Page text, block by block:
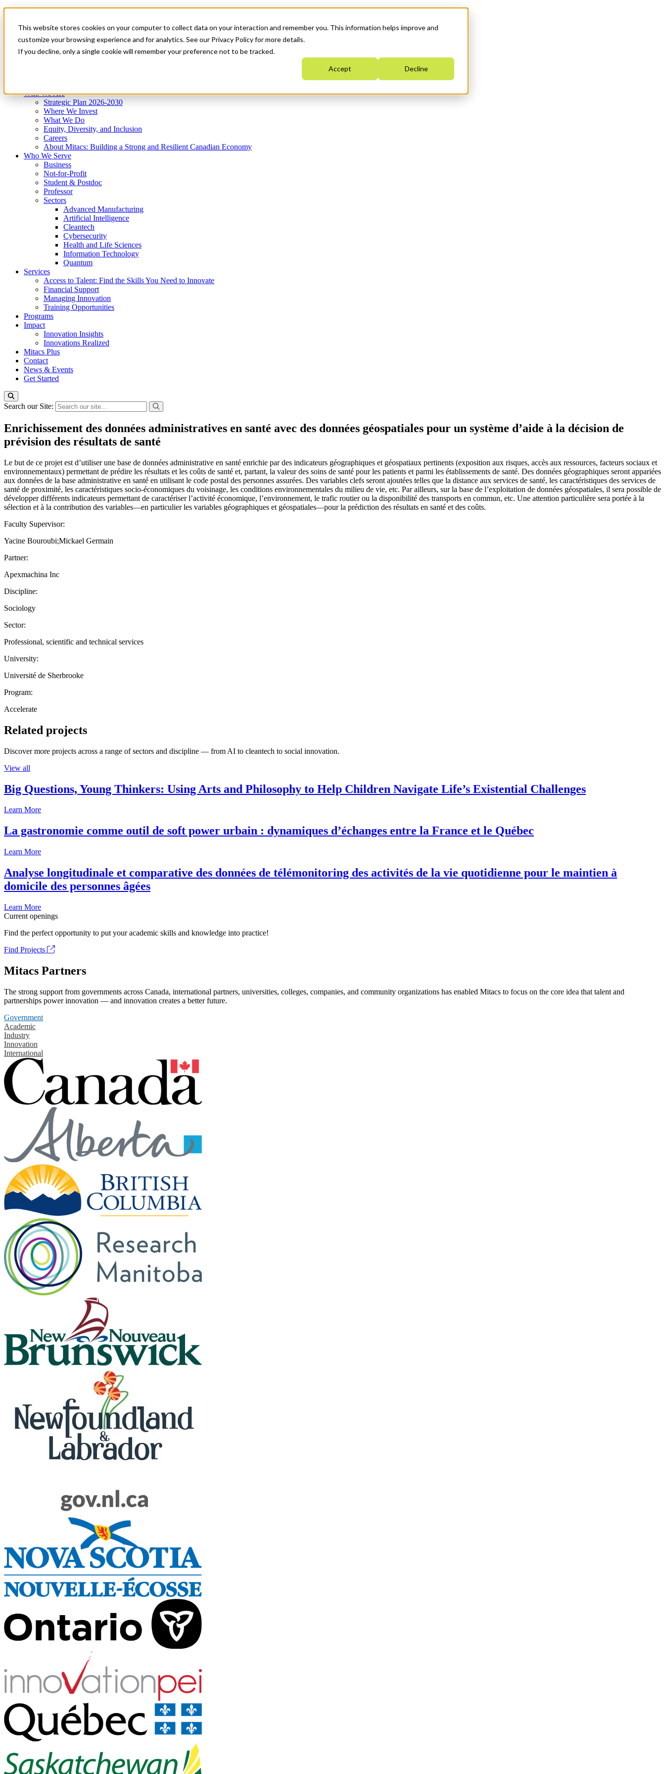
This website stores cookies on your computer to collect data on your interaction and remember you. This information helps improve and
customize your browsing experience and for analytics. See our Privacy Policy for more details.
If you decline, only a single cookie will remember your preference not to be tracked.
Accept Decline
News & Events
Get Started
Menu
Who We Are
Strategic Plan 2026-2030
Where We Invest
What We Do
Equity, Diversity, and Inclusion
Careers
About Mitacs: Building a Strong and Resilient Canadian Economy
Who We Serve
Business
Not-for-Profit
Student & Postdoc
Professor
Sectors
Advanced Manufacturing
Artificial Intelligence
Cleantech
Cybersecurity
Health and Life Sciences
Information Technology
Quantum
Services
Access to Talent: Find the Skills You Need to Innovate
Financial Support
Managing Innovation
Training Opportunities
Programs
Impact
Innovation Insights
Innovations Realized
Mitacs Plus
Contact
News & Events
Get Started
Search our Site:
Enrichissement des données administratives en santé avec des données géospatiales pour un système d’aide à la décision de
prévision des résultats de santé
Le but de ce projet est d’utiliser une base de données administrative en santé enrichie par des indicateurs géographiques et géospatiaux pertinents (exposition aux risques, accès aux ressources, facteurs sociaux et
environnementaux) permettant de prédire les résultats et les coûts de santé et, partant, la valeur des soins de santé pour les patients et parmi les établissements de santé. Des données géographiques seront appariées
aux données de la base administrative en santé en utilisant le code postal des personnes assurées. Des variables clefs seront ajoutées telles que la distance aux services de santé, les caractéristiques des services de
santé de proximité, les caractéristiques socio-économiques du voisinage, les conditions environnementales du milieu de vie, etc. Par ailleurs, sur la base de l’exploitation de données géospatiales, il sera possible de
développer différents indicateurs permettant de caractériser l’activité économique, l’environnement, le trafic routier ou la disponibilité des transports en commun, etc. Une attention particulière sera portée à la
sélection et à la contribution des variables—en particulier les variables géographiques et géospatiales—pour la prédiction des résultats en santé et des coûts.
Faculty Supervisor:
Yacine Bouroubi;Mickael Germain
Partner:
Apexmachina Inc
Discipline:
Sociology
Sector:
Professional, scientific and technical services
University:
Université de Sherbrooke
Program:
Accelerate
Related projects
Discover more projects across a range of sectors and discipline — from AI to cleantech to social innovation.
View all
Big Questions, Young Thinkers: Using Arts and Philosophy to Help Children Navigate Life’s Existential Challenges
Learn More
La gastronomie comme outil de soft power urbain : dynamiques d’échanges entre la France et le Québec
Learn More
Analyse longitudinale et comparative des données de télémonitoring des activités de la vie quotidienne pour le maintien à
domicile des personnes âgées
Learn More
Current openings
Find the perfect opportunity to put your academic skills and knowledge into practice!
Find Projects
Mitacs Partners
The strong support from governments across Canada, international partners, universities, colleges, companies, and community organizations has enabled Mitacs to focus on the core idea that talent and
partnerships power innovation — and innovation creates a better future.
Government
Academic
Industry
Innovation
International